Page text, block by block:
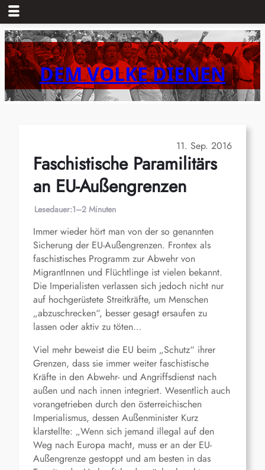
Zum
Inhalt
springenDEM VOLKE DIENEN
11. Sep. 2016
Faschistische Paramilitärs
an EU-Außengrenzen
Lesedauer:1–2 Minuten
Immer wieder hört man von der so genannten
Sicherung der EU-Außengrenzen. Frontex als
faschistisches Programm zur Abwehr von
MigrantInnen und Flüchtlinge ist vielen bekannt.
Die Imperialisten verlassen sich jedoch nicht nur
auf hochgerüstete Streitkräfte, um Menschen
„abzuschrecken“, besser gesagt ersaufen zu
lassen oder aktiv zu töten…
Viel mehr beweist die EU beim „Schutz“ ihrer
Grenzen, dass sie immer weiter faschistische
Kräfte in den Abwehr- und Angriffsdienst nach
außen und nach innen integriert. Wesentlich auch
vorangetrieben durch den österreichischen
Imperialismus, dessen Außenminister Kurz
klarstellte: „Wenn sich jemand illegal auf den
Weg nach Europa macht, muss er an der EU-
Außengrenze gestoppt und am besten in das